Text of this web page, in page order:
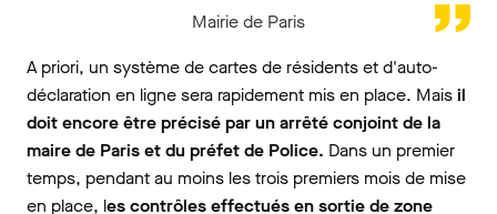
Mairie de Paris
A priori, un système de cartes de résidents et d'auto-
déclaration en ligne sera rapidement mis en place. Maisil
doit encore être précisé par un arrêté conjoint de la
maire de Paris et du préfet de Police. Dans un premier
temps, pendant au moins les trois premiers mois de mise
en place, les contrôles effectués en sortie de zone